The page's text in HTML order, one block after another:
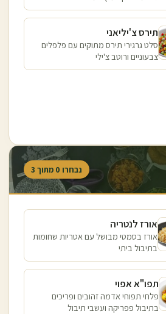
תירס צ'יליאני
סלט גרגירי תירס מתוקים עם פלפלים
צבעוניים ורוטב צ'ילי
נבחרו 0 מתוך 3
אורז לנטריה
אורז בסמטי מבושל עם אטריות שחומות
בתיבול ביתי
תפו"א אפוי
פלחי תפוחי אדמה זהובים ופריכים
בתיבול פפריקה ועשבי תיבול